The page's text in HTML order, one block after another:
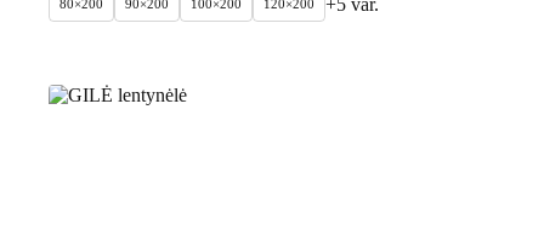
80×200 90×200 100×200 120×200